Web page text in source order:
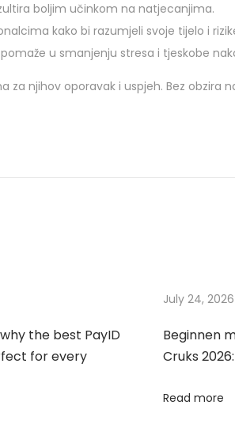
boljim učinkom na natjecanjima.
kako bi razumjeli svoje tijelo i
u smanjenju stresa i tjeskobe
njihov oporavak i uspjeh. Bez obzira
the best PayID
for every
July 24, 2026
Beginnen
Cruks
Read more